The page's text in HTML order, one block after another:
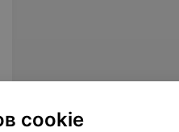
cookie